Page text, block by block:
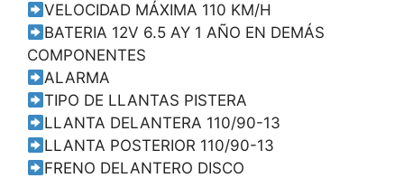
VELOCIDAD MÁXIMA 110 KM/H
BATERIA 12V 6.5 AY 1 AÑO EN DEMÁS
COMPONENTES
ALARMA
TIPO DE LLANTAS PISTERA
LLANTA DELANTERA 110/90-13
LLANTA POSTERIOR 110/90-13
FRENO DELANTERO DISCO